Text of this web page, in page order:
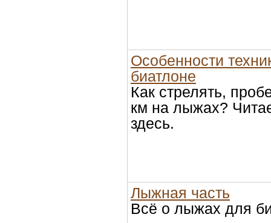
Особенности
биатлоне
Как стрелять,
км на лыжах?
здесь.
Лыжная часть
Всё о лыжах для